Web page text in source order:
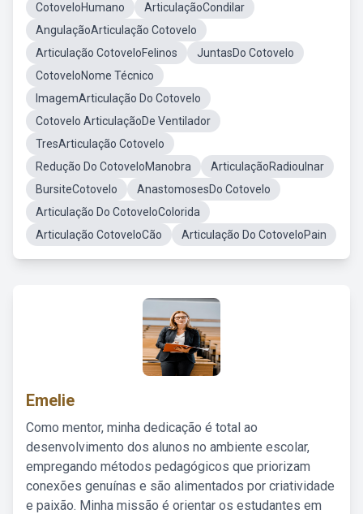
CotoveloHumano
ArticulaçãoCondilar
AngulaçãoArticulação Cotovelo
Articulação CotoveloFelinos
JuntasDo Cotovelo
CotoveloNome Técnico
ImagemArticulação Do Cotovelo
Cotovelo ArticulaçãoDe Ventilador
TresArticulação Cotovelo
Redução Do CotoveloManobra
ArticulaçãoRadioulnar
BursiteCotovelo
AnastomosesDo Cotovelo
Articulação Do CotoveloColorida
Articulação CotoveloCão
Articulação Do CotoveloPain
Emelie
Como mentor, minha dedicação é total ao
desenvolvimento dos alunos no ambiente escolar,
empregando métodos pedagógicos que priorizam
conexões genuínas e são alimentados por criatividade
e paixão. Minha missão é orientar os estudantes em